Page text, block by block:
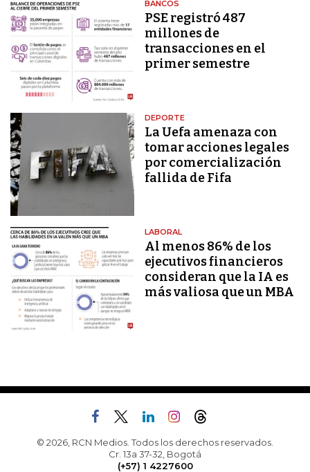
BANCOS
PSE registró 487
millones de
transacciones en el
primer semestre
DEPORTE
La Uefa amenaza con
tomar acciones legales
por comercialización
fallida de Fifa
LABORAL
Al menos 86% de los
ejecutivos financieros
consideran que la IA es
más valiosa que un MBA
© 2026, RCN Medios. Todos los derechos reservados.
Cr. 13a 37-32, Bogotá
(+57) 1 4227600